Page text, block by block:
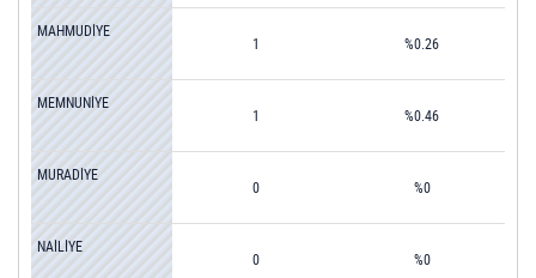
MAHMUDİYE
1 %0.26
MEMNUNİYE
1 %0.46
MURADİYE
0 %0
NAİLİYE
0 %0